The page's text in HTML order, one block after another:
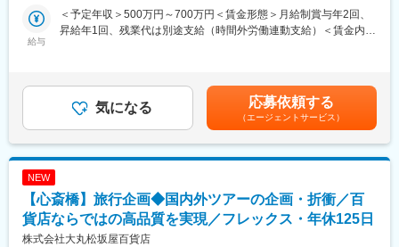
■株式会社Barbour partners Japanの魅力
設立から日も浅く社長直下で少数精鋭にて業務にあたっている組
の1つです。本国とのやり取りや海外出張も頻繁にあり、語学力を
生かすこともできます。
Barbour partners Japanへ出向となります
囲で変更となる場合がございます。
⇒美術・工芸・食・建築等、百貨店が持つ無形資産（目利き力）
を活用し、「くらしの『あたらしい幸せ』を発明する。」を旅行
◎受注型（オーダーメイド）企画旅行の企画・造成（メイン業
務）
・外商顧客の希望にあわせたオーダーメイドプランを企画・提案
・外商担当者からの紹介を受け、店頭来店した顧客に販売
・外商担当者とともに顧客宅を訪問し販売
・外商顧客を対象とした催事に出展し、旅行商品の提案・販売
給与
＜予定年収＞500万円～700万円＜賃金形態＞月給制賞与年2回、
昇給年1回、残業代は別途支給（時間外労働連動支給）＜賃金内訳
金額であり、選考を通じて上下する可能性があります。月給(月額)
は固定手当を含めた表記です。
気になる 応募依頼する
（エージェントサービス）
NEW
【心斎橋】旅行企画◆国内外ツアーの企画・折衝／百
貨店ならではの高品質を実現／フレックス・年休125日
株式会社大丸松坂屋百貨店